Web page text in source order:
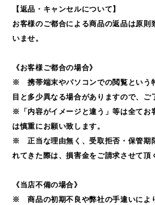
【返品・キャンセルについて】
お客様のご都合による商品の返品は原則
いませ。
《お客様ご都合の場合》
※ 携帯端末やパソコンでの閲覧という
目と多少異なる場合がありますので、ご
※「内容がイメージと違う」等は全てお
は慎重にお願い致します。
※ 正当な理由無く、受取拒否・保管期
れてきた際は、損害金をご請求させて頂
《当店不備の場合》
※ 商品の初期不良や弊社の手違いによ